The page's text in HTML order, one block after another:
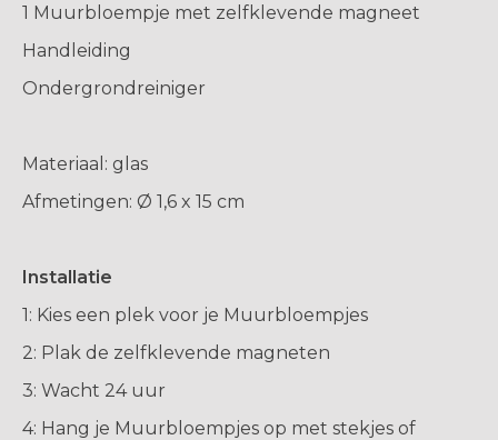
1 Muurbloempje met zelfklevende magneet
Handleiding
Ondergrondreiniger
Materiaal: glas
Afmetingen: Ø 1,6 x 15 cm
Installatie
1: Kies een plek voor je Muurbloempjes
2: Plak de zelfklevende magneten
3: Wacht 24 uur
4: Hang je Muurbloempjes op met stekjes of